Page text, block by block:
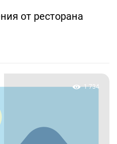
от ресторана
1 734